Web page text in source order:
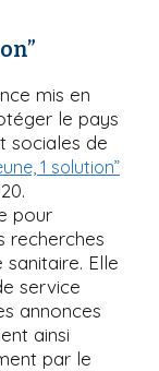
mis en
le pays
sociales de
1 solution”
pour
recherches
Elle
service
annonces
ainsi
par le